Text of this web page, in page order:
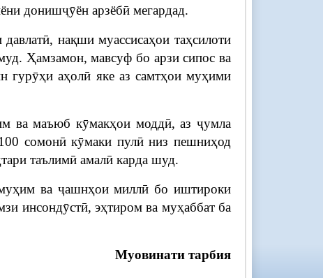
донишҷӯён арзёбӣ мегардад.
нақши муассисаҳои таҳсилоти
Ҳамзамон, мавсуф бо арзи сипос ва
гурӯҳи аҳолӣ яке аз самтҳои муҳими
ва маъюб кӯмакҳои моддӣ, аз ҷумла
сомонӣ кӯмаки пулӣ низ пешниҳод
таълимӣ амалӣ карда шуд.
ва ҷашнҳои миллӣ бо иштироки
инсондӯстӣ, эҳтиром ва муҳаббат ба
Муовинати тарбия